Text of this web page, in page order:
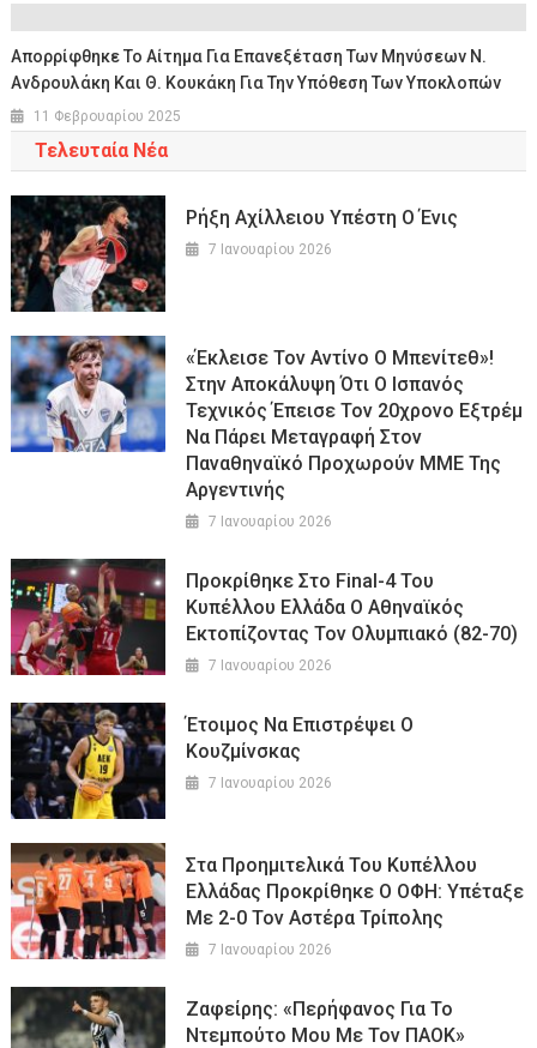
Απορρίφθηκε Το Αίτημα Για Επανεξέταση Των Μηνύσεων Ν.
Ανδρουλάκη Και Θ. Κουκάκη Για Την Υπόθεση Των Υποκλοπών
11 Φεβρουαρίου 2025
Τελευταία Νέα
Ρήξη Αχίλλειου Υπέστη Ο Ένις
7 Ιανουαρίου 2026
«Έκλεισε Τον Αντίνο Ο Μπενίτεθ»!
Στην Αποκάλυψη Ότι Ο Ισπανός
Τεχνικός Έπεισε Τον 20χρονο Εξτρέμ
Να Πάρει Μεταγραφή Στον
Παναθηναϊκό Προχωρούν ΜΜΕ Της
Αργεντινής
7 Ιανουαρίου 2026
Προκρίθηκε Στο Final-4 Του
Κυπέλλου Ελλάδα Ο Αθηναϊκός
Εκτοπίζοντας Τον Ολυμπιακό (82-70)
7 Ιανουαρίου 2026
Έτοιμος Να Επιστρέψει Ο
Κουζμίνσκας
7 Ιανουαρίου 2026
Στα Προημιτελικά Του Κυπέλλου
Ελλάδας Προκρίθηκε Ο ΟΦΗ: Υπέταξε
Με 2-0 Τον Αστέρα Τρίπολης
7 Ιανουαρίου 2026
Ζαφείρης: «Περήφανος Για Το
Ντεμπούτο Μου Με Τον ΠΑΟΚ»